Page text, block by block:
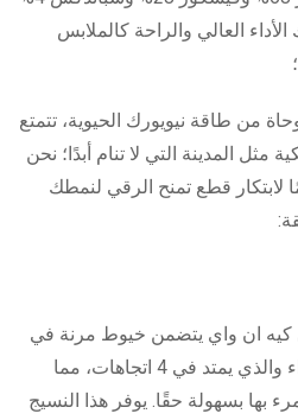
العالي والراحة كالملابس
من طاقة نيويورك الحيوية، تتمتع
مثل المدينة التي لا تنام أبدًا؛ نحن
أكثر من خبرة 30 عامًا لابتكار قطع تمنح الرقي لنمطك
ان واي يتضمن خيوط مرنة في
هذا القماش المرن عالي الأداء والذي يمتد في 4 اتجاهات، مما
بها بسهولة حقًا. يوفر هذا النسيج